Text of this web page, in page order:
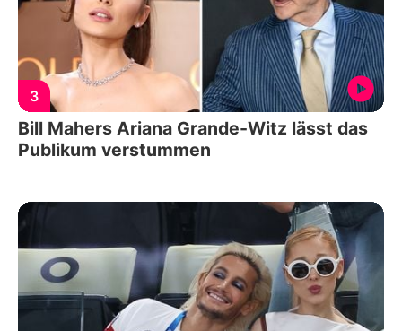
3
Bill Mahers Ariana Grande-Witz lässt das
Publikum verstummen